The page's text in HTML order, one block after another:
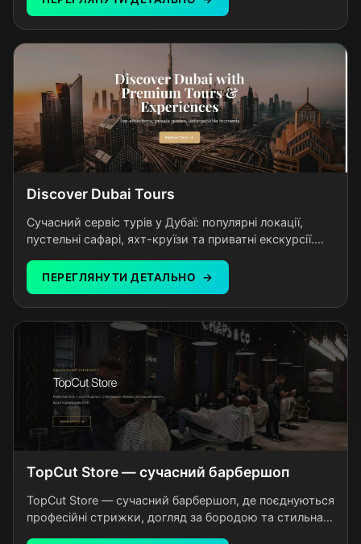
озвучкою українською мовою. Казки на ніч, пригоди,
чарівні історії — кожна з них персональна та
неповторна. Платформа створена для українських
родин з дітьми від 3 до 12 років.
Discover Dubai Tours
Сучасний сервіс турів у Дубаї: популярні локації,
пустельні сафарі, яхт-круїзи та приватні екскурсії.
незабутні враження для кожного туриста.
ПЕРЕГЛЯНУТИ ДЕТАЛЬНО
TopCut Store — сучасний барбершоп
TopCut Store — сучасний барбершоп, де поєднуються
професійні стрижки, догляд за бородою та стильна